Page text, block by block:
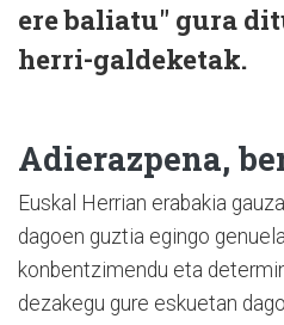
ere baliatu" gura
herri-galdeketak.
Adierazpena,
Euskal Herrian erabakia
dagoen guztia egingo
konbentzimendu eta
dezakegu gure eskuetan